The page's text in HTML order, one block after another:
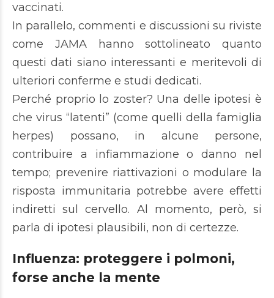
vaccinati.
In parallelo, commenti e discussioni su riviste
come JAMA hanno sottolineato quanto
questi dati siano interessanti e meritevoli di
ulteriori conferme e studi dedicati.
Perché proprio lo zoster? Una delle ipotesi è
che virus “latenti” (come quelli della famiglia
herpes) possano, in alcune persone,
contribuire a infiammazione o danno nel
tempo; prevenire riattivazioni o modulare la
risposta immunitaria potrebbe avere effetti
indiretti sul cervello. Al momento, però, si
parla di ipotesi plausibili, non di certezze.
Influenza: proteggere i polmoni,
forse anche la mente